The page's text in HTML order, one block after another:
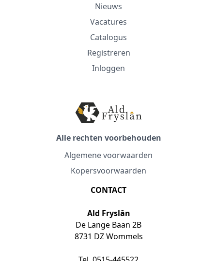
Nieuws
Vacatures
Catalogus
Registreren
Inloggen
Alle rechten voorbehouden
Algemene voorwaarden
Kopersvoorwaarden
CONTACT
Ald Fryslân
De Lange Baan 2B
8731 DZ Wommels